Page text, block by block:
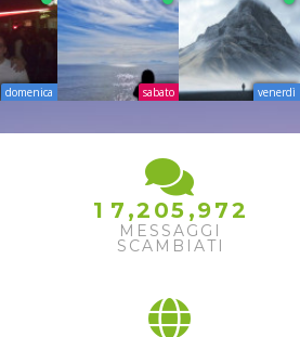
domenica sabato venerdì
1 7 ,2 05 ,972
MESSAGGI
SCAMBIATI